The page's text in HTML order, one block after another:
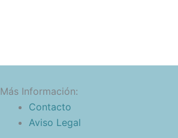
Más Información:
Contacto
Aviso Legal